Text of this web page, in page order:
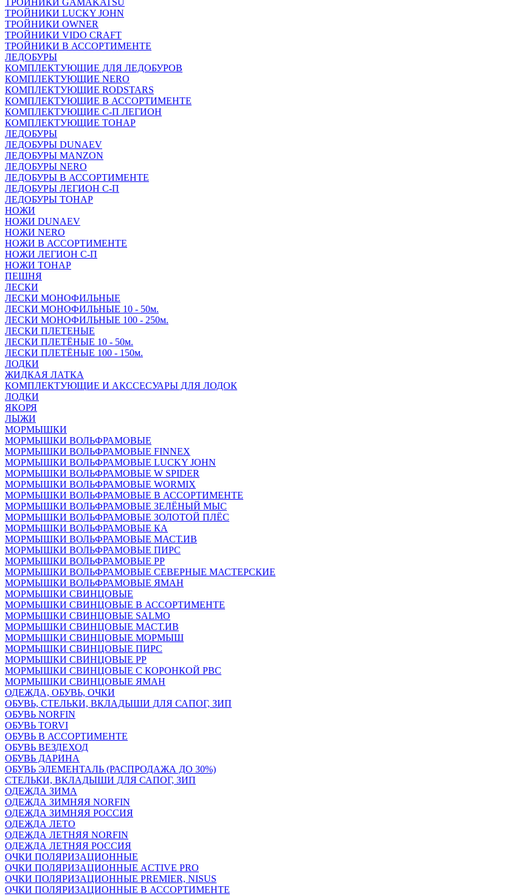
ТРОЙНИКИ GAMAKATSU
ТРОЙНИКИ LUCKY JOHN
ТРОЙНИКИ OWNER
ТРОЙНИКИ VIDO CRAFT
ТРОЙНИКИ В АССОРТИМЕНТЕ
ЛЕДОБУРЫ
КОМПЛЕКТУЮЩИЕ ДЛЯ ЛЕДОБУРОВ
КОМПЛЕКТУЮЩИЕ NERO
КОМПЛЕКТУЮЩИЕ RODSTARS
КОМПЛЕКТУЮЩИЕ В АССОРТИМЕНТЕ
КОМПЛЕКТУЮЩИЕ С-П ЛЕГИОН
КОМПЛЕКТУЮЩИЕ ТОНАР
ЛЕДОБУРЫ
ЛЕДОБУРЫ DUNAEV
ЛЕДОБУРЫ MANZON
ЛЕДОБУРЫ NERO
ЛЕДОБУРЫ В АССОРТИМЕНТЕ
ЛЕДОБУРЫ ЛЕГИОН С-П
ЛЕДОБУРЫ ТОНАР
НОЖИ
НОЖИ DUNAEV
НОЖИ NERO
НОЖИ В АССОРТИМЕНТЕ
НОЖИ ЛЕГИОН С-П
НОЖИ ТОНАР
ПЕШНЯ
ЛЕСКИ
ЛЕСКИ МОНОФИЛЬНЫЕ
ЛЕСКИ МОНОФИЛЬНЫЕ 10 - 50м.
ЛЕСКИ МОНОФИЛЬНЫЕ 100 - 250м.
ЛЕСКИ ПЛЕТЕНЫЕ
ЛЕСКИ ПЛЕТЁНЫЕ 10 - 50м.
ЛЕСКИ ПЛЕТЁНЫЕ 100 - 150м.
ЛОДКИ
ЖИДКАЯ ЛАТКА
КОМПЛЕКТУЮЩИЕ И АКССЕСУАРЫ ДЛЯ ЛОДОК
ЛОДКИ
ЯКОРЯ
ЛЫЖИ
МОРМЫШКИ
МОРМЫШКИ ВОЛЬФРАМОВЫЕ
МОРМЫШКИ ВОЛЬФРАМОВЫЕ FINNEX
МОРМЫШКИ ВОЛЬФРАМОВЫЕ LUCKY JOHN
МОРМЫШКИ ВОЛЬФРАМОВЫЕ W SPIDER
МОРМЫШКИ ВОЛЬФРАМОВЫЕ WORMIX
МОРМЫШКИ ВОЛЬФРАМОВЫЕ В АССОРТИМЕНТЕ
МОРМЫШКИ ВОЛЬФРАМОВЫЕ ЗЕЛЁНЫЙ МЫС
МОРМЫШКИ ВОЛЬФРАМОВЫЕ ЗОЛОТОЙ ПЛЁС
МОРМЫШКИ ВОЛЬФРАМОВЫЕ КА
МОРМЫШКИ ВОЛЬФРАМОВЫЕ МАСТ.ИВ
МОРМЫШКИ ВОЛЬФРАМОВЫЕ ПИРС
МОРМЫШКИ ВОЛЬФРАМОВЫЕ РР
МОРМЫШКИ ВОЛЬФРАМОВЫЕ СЕВЕРНЫЕ МАСТЕРСКИЕ
МОРМЫШКИ ВОЛЬФРАМОВЫЕ ЯМАН
МОРМЫШКИ СВИНЦОВЫЕ
МОРМЫШКИ СВИНЦОВЫЕ В АССОРТИМЕНТЕ
МОРМЫШКИ СВИНЦОВЫЕ SALMO
МОРМЫШКИ СВИНЦОВЫЕ МАСТ.ИВ
МОРМЫШКИ СВИНЦОВЫЕ МОРМЫШ
МОРМЫШКИ СВИНЦОВЫЕ ПИРС
МОРМЫШКИ СВИНЦОВЫЕ РР
МОРМЫШКИ СВИНЦОВЫЕ С КОРОНКОЙ РВС
МОРМЫШКИ СВИНЦОВЫЕ ЯМАН
ОДЕЖДА, ОБУВЬ, ОЧКИ
ОБУВЬ, СТЕЛЬКИ, ВКЛАДЫШИ ДЛЯ САПОГ, ЗИП
ОБУВЬ NORFIN
ОБУВЬ TORVI
ОБУВЬ В АССОРТИМЕНТЕ
ОБУВЬ ВЕЗДЕХОД
ОБУВЬ ДАРИНА
ОБУВЬ ЭЛЕМЕНТАЛЬ (РАСПРОДАЖА ДО 30%)
СТЕЛЬКИ, ВКЛАДЫШИ ДЛЯ САПОГ, ЗИП
ОДЕЖДА ЗИМА
ОДЕЖДА ЗИМНЯЯ NORFIN
ОДЕЖДА ЗИМНЯЯ РОССИЯ
ОДЕЖДА ЛЕТО
ОДЕЖДА ЛЕТНЯЯ NORFIN
ОДЕЖДА ЛЕТНЯЯ РОССИЯ
ОЧКИ ПОЛЯРИЗАЦИОННЫЕ
ОЧКИ ПОЛЯРИЗАЦИОННЫЕ ACTIVE PRO
ОЧКИ ПОЛЯРИЗАЦИОННЫЕ PREMIER, NISUS
ОЧКИ ПОЛЯРИЗАЦИОННЫЕ В АССОРТИМЕНТЕ